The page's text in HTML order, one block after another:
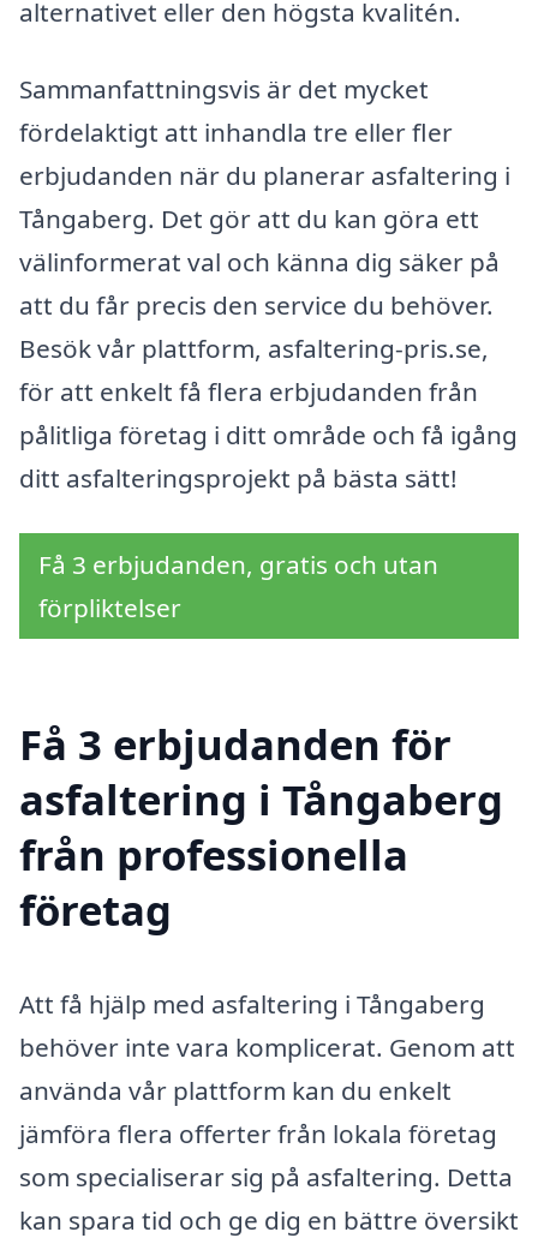
alternativet eller den högsta kvalitén.
Sammanfattningsvis är det mycket
fördelaktigt att inhandla tre eller fler
erbjudanden när du planerar asfaltering i
Tångaberg. Det gör att du kan göra ett
välinformerat val och känna dig säker på
att du får precis den service du behöver.
Besök vår plattform, asfaltering-pris.se,
för att enkelt få flera erbjudanden från
pålitliga företag i ditt område och få igång
ditt asfalteringsprojekt på bästa sätt!
Få 3 erbjudanden, gratis och utan
förpliktelser
Få 3 erbjudanden för
asfaltering i Tångaberg
från professionella
företag
Att få hjälp med asfaltering i Tångaberg
behöver inte vara komplicerat. Genom att
använda vår plattform kan du enkelt
jämföra flera offerter från lokala företag
som specialiserar sig på asfaltering. Detta
kan spara tid och ge dig en bättre översikt